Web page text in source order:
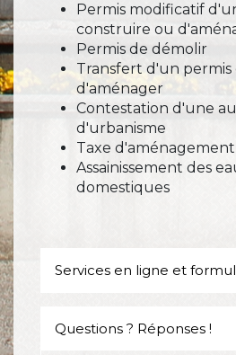
Permis modificatif
construire ou
Permis de démolir
Transfert d'un
d'aménager
Contestation d'une
d'urbanisme
Taxe d'aménagement
Assainissement des
domestiques
Services en ligne et
Questions ? Réponses !